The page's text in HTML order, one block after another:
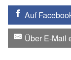
Auf
Über E-Mail